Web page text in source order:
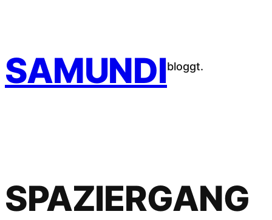
SAMUNDIbloggt.
SPAZIERGANG